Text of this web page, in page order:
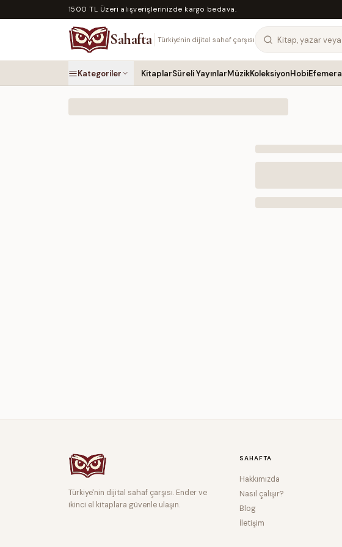
1500 TL Üzeri alışverişlerinizde kargo bedava.
Sahafta Türkiye'nin dijital sahaf çarşısı
Kategoriler KitaplarSüreli YayınlarMüzikKoleksiyonHobiEfemera
Türkiye'nin dijital sahaf çarşısı. Ender ve
ikinci el kitaplara güvenle ulaşın.
SAHAFTA
Hakkımızda
Nasıl çalışır?
Blog
İletişim